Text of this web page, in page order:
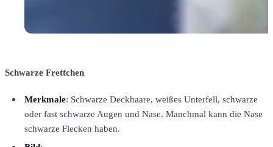
Schwarze Frettchen
Merkmale: Schwarze Deckhaare, weißes Unterfell, schwarze
oder fast schwarze Augen und Nase. Manchmal kann die Nase
schwarze Flecken haben.